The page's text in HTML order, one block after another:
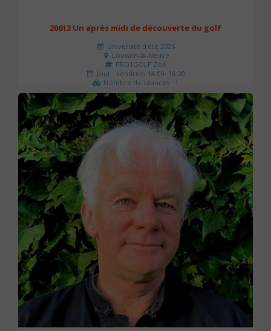
20613 Un après midi de découverte du golf
Université d'été 2026
Louvain-la-Neuve
PRO1GOLF Zoé
Jour : vendredi 14:00- 16:00
Nombre de séances : 1
45 €